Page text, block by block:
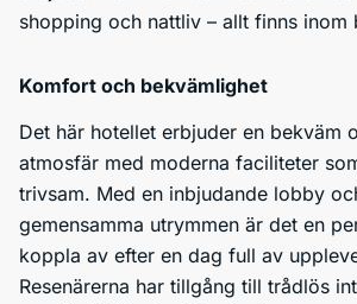
shopping och nattliv – allt finns inom
Komfort och bekvämlighet
Det här hotellet erbjuder en bekväm
atmosfär med moderna faciliteter
trivsam. Med en inbjudande lobby
gemensamma utrymmen är det en
koppla av efter en dag full av
Resenärerna har tillgång till trådlös